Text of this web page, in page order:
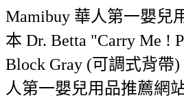
Mamibuy 華人第一嬰兒
本 Dr. Betta "Carry Me !
Block Gray (可調式背帶
人第一嬰兒用品推薦網